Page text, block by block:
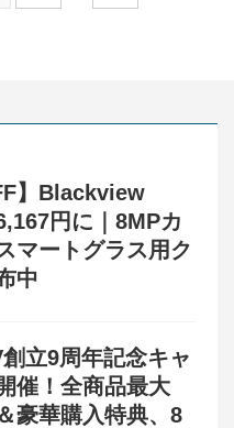
】Blackview
円に｜8MPカ
マートグラス用ク
中
立9周年記念キャ
催！全商品最大
豪華購入特典、8